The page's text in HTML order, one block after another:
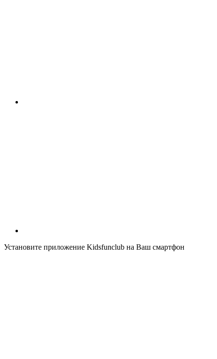
Установите приложение Kidsfunclub на Ваш смартфон